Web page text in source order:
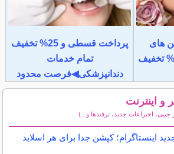
های
پرداخت قسطی و 25% تخفیف
تمام خدمات
دندانپزشکی◀فرصت محدود
و اینترنت
جیبی، اختراعات جدید، ترفندها و...)
اینستاگرام؛ کپشن جدا برای هر اسلاید